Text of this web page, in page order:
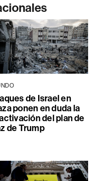
de Israel en
ponen en duda la
del plan de
de Trump